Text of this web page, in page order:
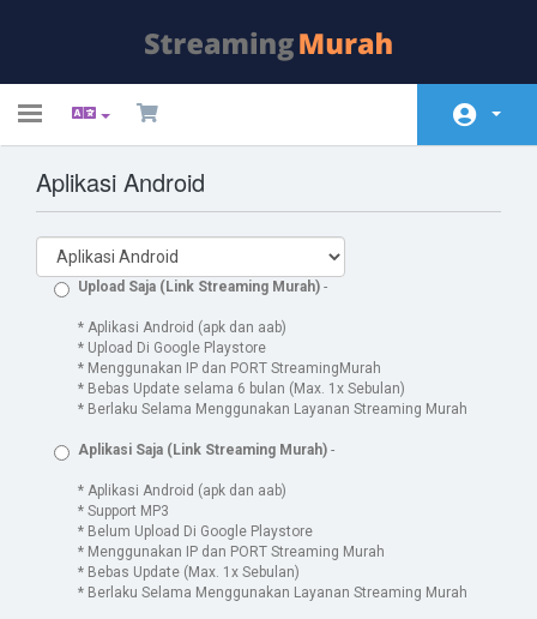
Toggle
Home
Announcements
Knowledgebase
Network Status
Aplikasi Android
Upload Saja (Link Streaming Murah) -
* Aplikasi Android (apk dan aab)
* Upload Di Google Playstore
* Menggunakan IP dan PORT StreamingMurah
* Bebas Update selama 6 bulan (Max. 1x Sebulan)
* Berlaku Selama Menggunakan Layanan Streaming Murah
Aplikasi Saja (Link Streaming Murah) -
* Aplikasi Android (apk dan aab)
* Support MP3
* Belum Upload Di Google Playstore
* Menggunakan IP dan PORT Streaming Murah
* Bebas Update (Max. 1x Sebulan)
* Berlaku Selama Menggunakan Layanan Streaming Murah